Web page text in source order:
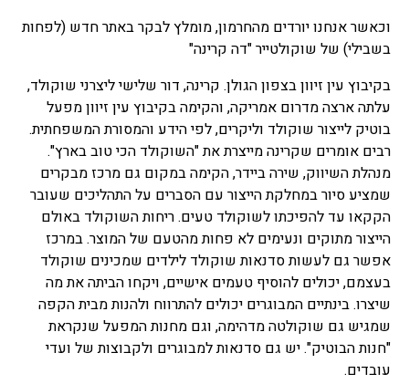
וכאשר אנחנו יורדים מהחרמון, מומלץ לבקר באתר חדש (לפחות
בשבילי) של שוקולטייר "דה קרינה"
בקיבוץ עין זיוון בצפון הגולן. קרינה, דור שלישי ליצרני שוקולד,
עלתה ארצה מדרום אמריקה, והקימה בקיבוץ עין זיוון מפעל
בוטיק לייצור שוקולד וליקרים, לפי הידע והמסורת המשפחתית.
רבים אומרים שקרינה מייצרת את "השוקולד הכי טוב בארץ".
מנהלת השיווק, שירה ביידר, הקימה במקום גם מרכז מבקרים
שמציע סיור במחלקת הייצור עם הסברים על התהליכים שעובר
הקקאו עד להפיכתו לשוקולד טעים. ריחות השוקולד באולם
הייצור מתוקים ונעימים לא פחות מהטעם של המוצר. במרכז
אפשר גם לעשות סדנאות שוקולד לילדים שמכינים שוקולד
בעצמם, יכולים להוסיף טעמים אישיים, ויקחו הביתה את מה
שיצרו. בינתיים המבוגרים יכולים להתרווח ולהנות מבית הקפה
שמגיש גם שוקולטה מדהימה, וגם מחנות המפעל שנקראת
"חנות הבוטיק". יש גם סדנאות למבוגרים ולקבוצות של ועדי
עובדים.